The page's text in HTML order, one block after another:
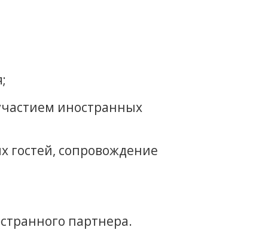
иностранных
гостей, сопровождение
партнера.